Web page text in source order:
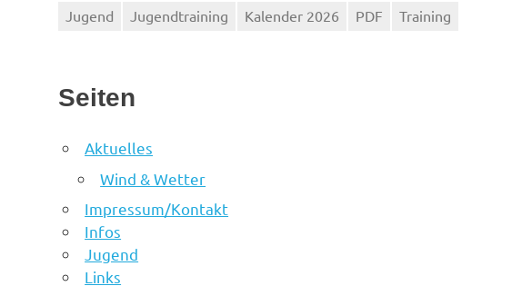
Jugend Jugendtraining Kalender 2026 PDF Training
Seiten
Aktuelles
Wind & Wetter
Impressum/Kontakt
Infos
Jugend
Links